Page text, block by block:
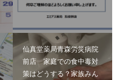
仙真堂薬局青森労災病院
前店 家庭での食中毒対
策はどうする？家族みん